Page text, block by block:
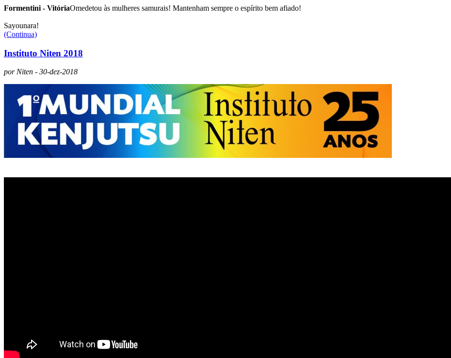
Formentini - VitóriaOmedetou às mulheres samurais! Mantenham sempre o espírito bem afiado!
Sayounara!
(Continua)
Instituto Niten 2018
por Niten - 30-dez-2018